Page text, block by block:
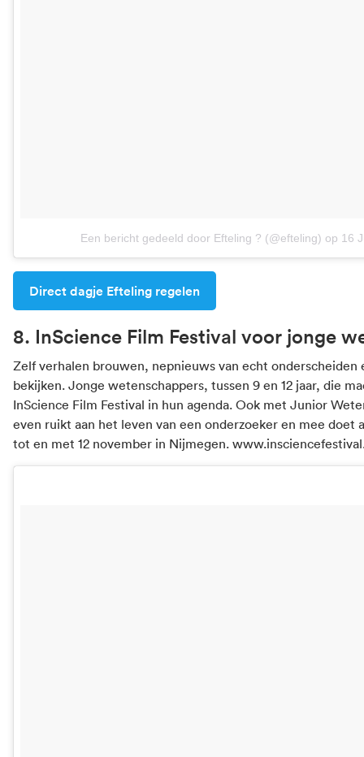
Een bericht gedeeld door Efteling ? (@efteling) op 16
Direct dagje Efteling regelen
8. InScience Film Festival voor jonge
Zelf verhalen brouwen, nepnieuws van echt onderscheiden
bekijken. Jonge wetenschappers, tussen 9 en 12 jaar, die
InScience Film Festival in hun agenda. Ook met Junior
even ruikt aan het leven van een onderzoeker en mee doet
tot en met 12 november in Nijmegen.